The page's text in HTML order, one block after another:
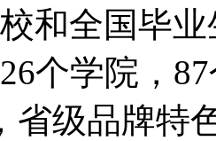
和全国毕
个学院，
省级品牌特